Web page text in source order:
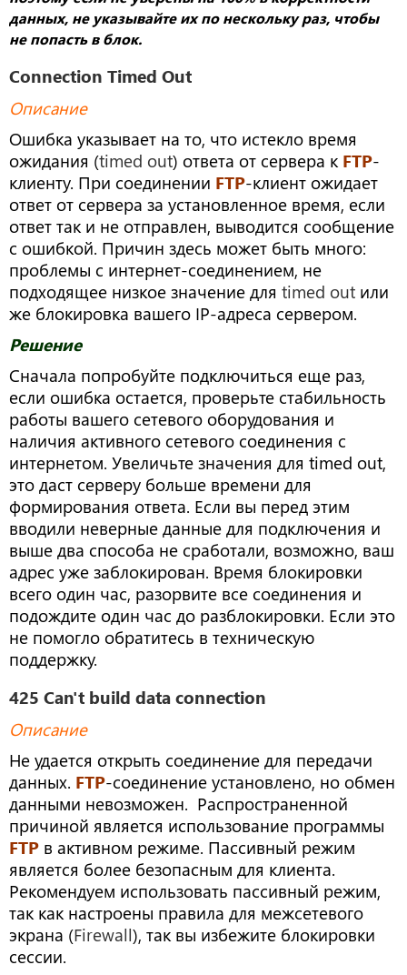
данных, не указывайте их по нескольку раз, чтобы
не попасть в блок.
Connection Timed Out
Описание
Ошибка указывает на то, что истекло время
ожидания (timed out) ответа от сервера к FTP-
клиенту. При соединении FTP-клиент ожидает
ответ от сервера за установленное время, если
ответ так и не отправлен, выводится сообщение
с ошибкой. Причин здесь может быть много:
проблемы с интернет-соединением, не
подходящее низкое значение для timed out или
же блокировка вашего IP-адреса сервером.
Решение
Сначала попробуйте подключиться еще раз,
если ошибка остается, проверьте стабильность
работы вашего сетевого оборудования и
наличия активного сетевого соединения с
интернетом. Увеличьте значения для timed out,
это даст серверу больше времени для
формирования ответа. Если вы перед этим
вводили неверные данные для подключения и
выше два способа не сработали, возможно, ваш
адрес уже заблокирован. Время блокировки
всего один час, разорвите все соединения и
подождите один час до разблокировки. Если это
не помогло обратитесь в техническую
поддержку.
425 Can't build data connection
Описание
Не удается открыть соединение для передачи
данных. FTP-соединение установлено, но обмен
данными невозможен. Распространенной
причиной является использование программы
FTP в активном режиме. Пассивный режим
является более безопасным для клиента.
Рекомендуем использовать пассивный режим,
так как настроены правила для межсетевого
экрана (Firewall), так вы избежите блокировки
сессии.